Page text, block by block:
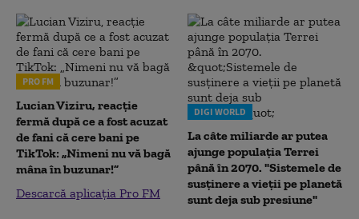
PRO FM
Lucian Viziru, reacție
fermă după ce a fost acuzat
de fani că cere bani pe
TikTok: „Nimeni nu vă bagă
mâna în buzunar!”
Descarcă aplicația Pro FM
DIGI WORLD
La câte miliarde ar putea
ajunge populația Terrei
până în 2070. "Sistemele de
susținere a vieții pe planetă
sunt deja sub presiune"